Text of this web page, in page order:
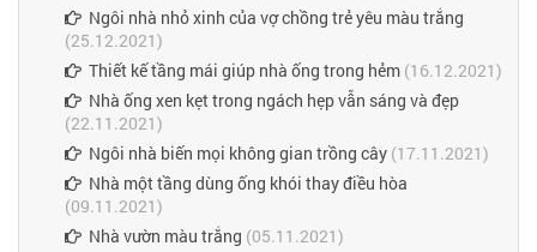
Ngôi nhà nhỏ xinh của vợ chồng trẻ yêu màu trắng
(25.12.2021)
Thiết kế tầng mái giúp nhà ống trong hẻm (16.12.2021)
Nhà ống xen kẹt trong ngách hẹp vẫn sáng và đẹp
(22.11.2021)
Ngôi nhà biến mọi không gian trồng cây (17.11.2021)
Nhà một tầng dùng ống khói thay điều hòa
(09.11.2021)
Nhà vườn màu trắng (05.11.2021)